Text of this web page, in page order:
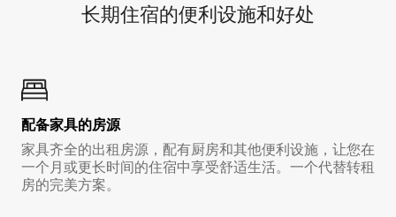
长期住宿的便利设施和好处
配备家具的房源
家具齐全的出租房源，配有厨房和其他便利设施，让您在
一个月或更长时间的住宿中享受舒适生活。一个代替转租
房的完美方案。